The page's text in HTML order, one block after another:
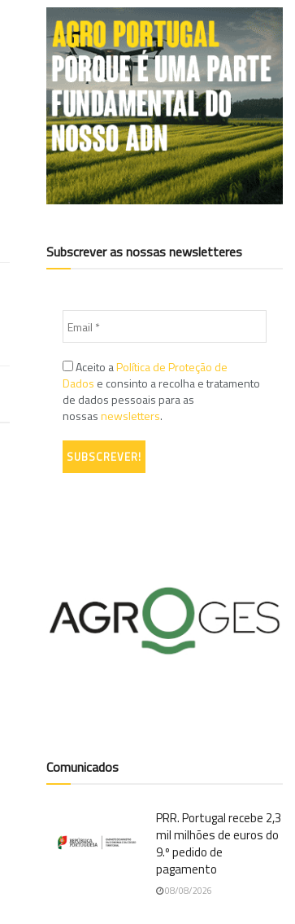
Subscrever as nossas newsletteres
Aceito aPolítica de Proteção de
Dados e consinto a recolha e tratamento
de dados pessoais para as
nossasnewsletters.
Comunicados
PRR. Portugal recebe 2,3
mil milhões de euros do
9.º pedido de
pagamento
08/08/2026